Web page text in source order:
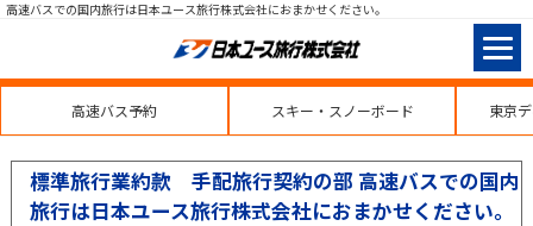
高速バスでの国内旅行は日本ユース旅行株式会社におまかせください。
高速バス予約 スキー・スノーボード 東京
標準旅行業約款 手配旅行契約の部 高速バスでの国内
旅行は日本ユース旅行株式会社におまかせください。